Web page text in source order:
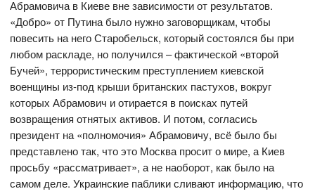
Абрамовича в Киеве вне зависимости от результатов.
«Добро» от Путина было нужно заговорщикам, чтобы
повесить на него Старобельск, который состоялся бы при
любом раскладе, но получился – фактической «второй
Бучей», террористическим преступлением киевской
военщины из-под крыши британских пастухов, вокруг
которых Абрамович и отирается в поисках путей
возвращения отнятых активов. И потом, согласись
президент на «полномочия» Абрамовичу, всё было бы
представлено так, что это Москва просит о мире, а Киев
просьбу «рассматривает», а не наоборот, как было на
самом деле. Украинские паблики сливают информацию, что